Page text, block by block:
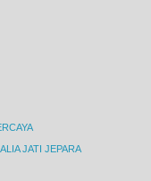
JATI JEPARA